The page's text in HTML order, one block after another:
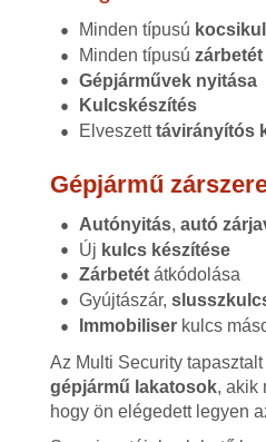
Minden típusú
Minden típusú
Gépjárművek nyitása
Kulcskészítés
Elveszetttávirányítós
Gépjármű
Autónyitás, autó
Új kulcs készítése
Zárbetétátkódolása
Gyújtászár,
Immobiliserkulcs
Az Multi Security
gépjármű lakatosok, akik
hogy ön elégedett legyen